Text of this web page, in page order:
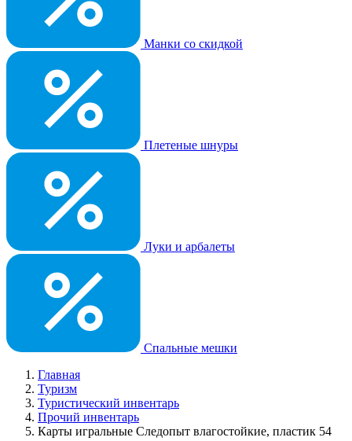
Манки со скидкой
Плетеные шнуры
Луки и арбалеты
Спальные мешки
Главная
Туризм
Туристический инвентарь
Прочий инвентарь
Карты игральные Следопыт влагостойкие, пластик 54